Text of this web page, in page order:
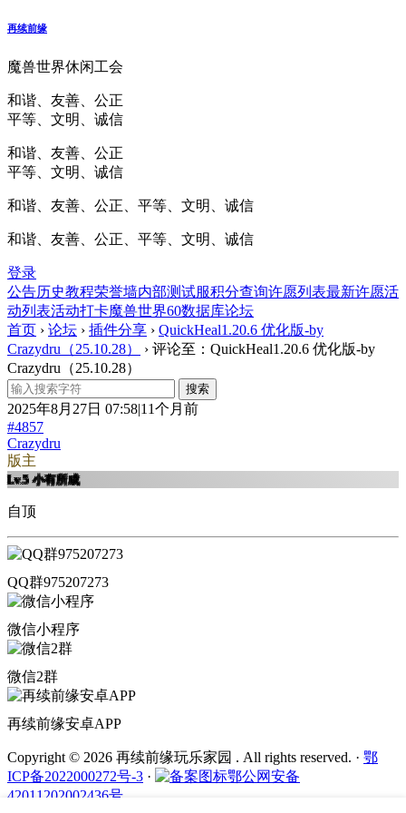
再续前缘
魔兽世界休闲工会
和谐、友善、公正
平等、文明、诚信
和谐、友善、公正
平等、文明、诚信
和谐、友善、公正、平等、文明、诚信
和谐、友善、公正、平等、文明、诚信
登录
公告历史教程荣誉墙内部测试服积分查询许愿列表最新许愿活
动列表活动打卡魔兽世界60数据库论坛
首页 › 论坛 › 插件分享 › QuickHeal1.20.6 优化版-by
Crazydru（25.10.28）
› 评论至：QuickHeal1.20.6 优化版-by
Crazydru（25.10.28）
2025年8月27日 07:58|11个月前
#4857
Crazydru
版主
Lv.5 小有所成
自顶
QQ群975207273
微信小程序
微信2群
再续前缘安卓APP
Copyright © 2026 再续前缘玩乐家园 . All rights reserved. · 鄂
ICP备2022000272号-3 ·
鄂公网安备
42011202002436号